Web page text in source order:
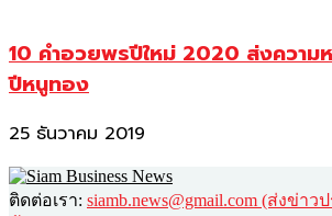
10 คำอวยพรปีใหม่ 2020 ส่งควา
ปีหนูทอง
25 ธันวาคม 2019
ติดต่อเรา: siamb.news@gmail.com (ส่งข่า